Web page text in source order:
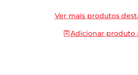
Ver mais produtos
Adicionar produto